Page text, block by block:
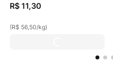
R$ 11,30
(R$ 56,50/kg)